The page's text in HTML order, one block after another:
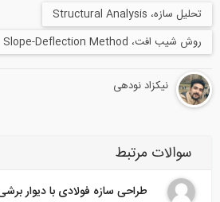
تحلیل سازه، Structural Analysis
روش شیب افت، Slope-Deflection Method
نیکزاد نودهی
سوالات مرتبط
طراحی سازه فولادی با دیوار برشی